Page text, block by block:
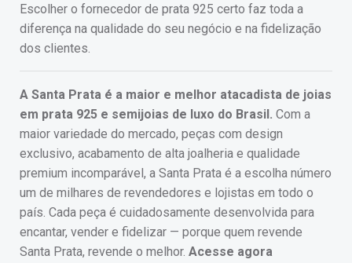
Escolher o fornecedor de prata 925 certo faz toda a
diferença na qualidade do seu negócio e na fidelização
dos clientes.
A Santa Prata é a maior e melhor atacadista de joias
em prata 925 e semijoias de luxo do Brasil. Com a
maior variedade do mercado, peças com design
exclusivo, acabamento de alta joalheria e qualidade
premium incomparável, a Santa Prata é a escolha número
um de milhares de revendedores e lojistas em todo o
país. Cada peça é cuidadosamente desenvolvida para
encantar, vender e fidelizar — porque quem revende
Santa Prata, revende o melhor. Acesse agora